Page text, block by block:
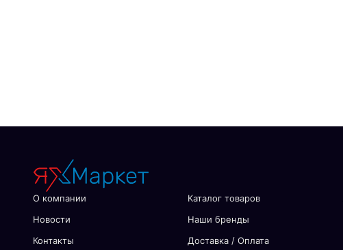
О компании
Новости
Контакты
Каталог товаров
Наши бренды
Доставка / Оплата